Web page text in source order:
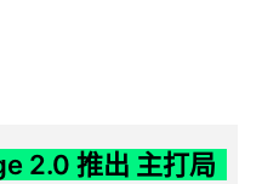
2.0 推出 主打局